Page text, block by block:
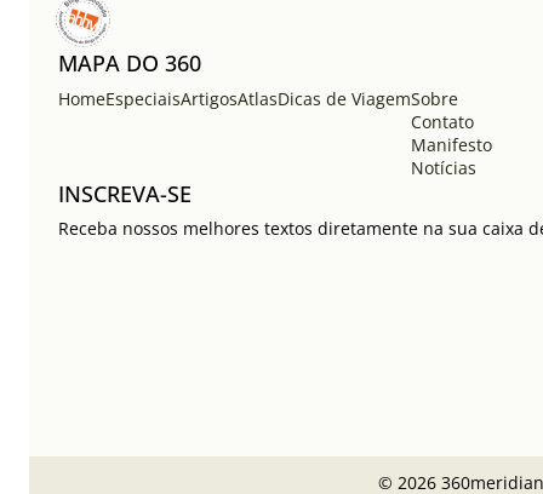
MAPA DO 360
HomeEspeciaisArtigosAtlasDicas de ViagemSobre
Contato
Manifesto
Notícias
INSCREVA-SE
Receba nossos melhores textos diretamente na sua caixa
© 2026